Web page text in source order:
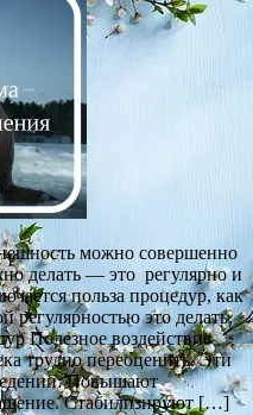
можно совершенно
делать — это регулярно и
польза процедур, как
регулярностью это делать,
Полезное воздействие
трудно переоценить. Эти
Повышают
Стабилизируют […]